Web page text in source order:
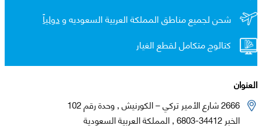
شحن لجميع مناطق المملكة العربية السعوديه ودولياً
كتالوج متكامل لقطع الغيار
العنوان
2666 شارع الأمير تركي – الكورنيش , وحدة رقم 102
الخبر 34412-6803 , المملكة العربية السعودية